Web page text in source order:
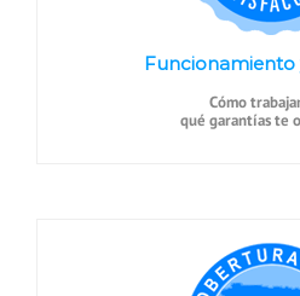
Funcionamiento
Cómo
qué garantías te